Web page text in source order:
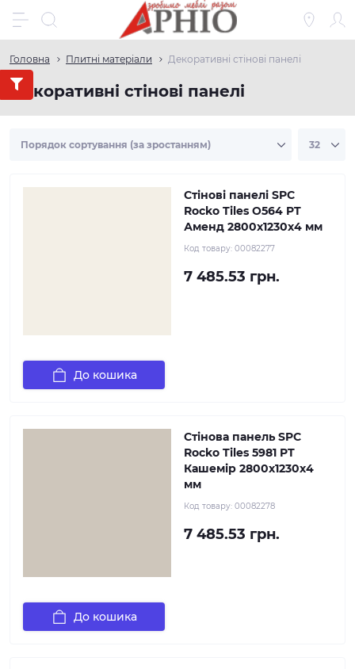
Головна Плитні матеріали Декоративні стінові панелі
Декоративні стінові панелі
Стінові панелі SPC
Rocko Tiles O564 PT
Аменд 2800х1230х4 мм
Код товару: 00082277
7 485.53 грн.
До кошика
Стінова панель SPC
Rocko Tiles 5981 PT
Кашемір 2800х1230х4
мм
Код товару: 00082278
7 485.53 грн.
До кошика